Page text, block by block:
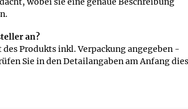
an?
Produkts inkl. Verpackung angegeben -
Sie in den Detailangaben am Anfang